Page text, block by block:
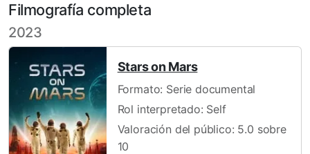
Filmografía completa
2023
Stars on Mars
Formato: Serie documental
Rol interpretado: Self
Valoración del público: 5.0 sobre
10